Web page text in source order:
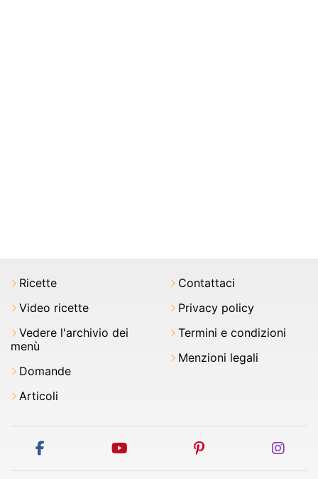
Ricette
Video ricette
Vedere l'archivio dei
menù
Domande
Articoli
Contattaci
Privacy policy
Termini e condizioni
Menzioni legali
facebook youtube pinterest